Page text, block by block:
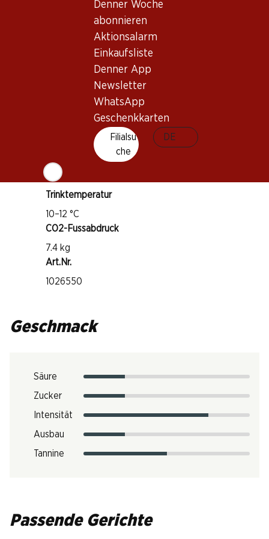
Denner Woche
abonnieren
Aktionsalarm
Einkaufsliste
Denner App
Newsletter
WhatsApp
Geschenkkarten
Filialsu
che
DE
Wissenswertes
1–2 Jahre
Trinktemperatur
10–12 °C
CO2-Fussabdruck
7.4 kg
Art.Nr.
1026550
Geschmack
Säure
Zucker
Intensität
Ausbau
Tannine
Passende Gerichte